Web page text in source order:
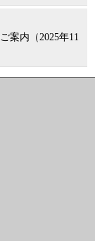
案内（2025年11